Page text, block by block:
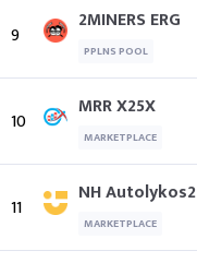
9 2MINERS ERG
PPLNS POOL
10 MRR X25X
MARKETPLACE
11 NH Autolykos2
MARKETPLACE